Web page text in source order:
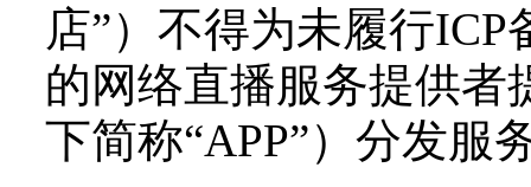
店”）不得为未履行
的网络直播服务提供者
下简称“APP”）分发服